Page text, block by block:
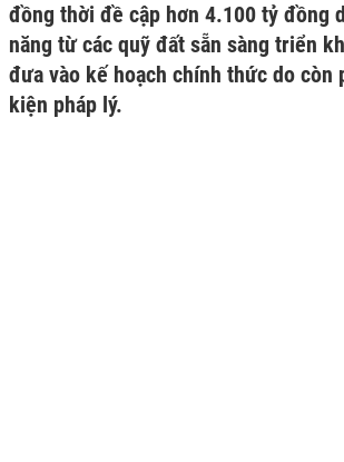
đồng thời đề cập hơn 4.100 tỷ đồng
năng từ các quỹ đất sẵn sàng triển
đưa vào kế hoạch chính thức do còn
kiện pháp lý.